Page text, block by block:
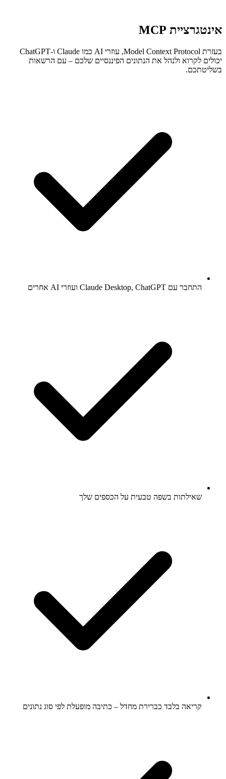
אינטגרציית MCP
בעזרת Model Context Protocol, עוזרי AI כמו Claude ו-ChatGPT
יכולים לקרוא ולנהל את הנתונים הפיננסיים שלכם – עם הרשאות
בשליטתכם.
התחבר עם Claude Desktop, ChatGPT ועוזרי AI אחרים
שאילתות בשפה טבעית על הכספים שלך
קריאה בלבד כברירת מחדל – כתיבה מופעלת לפי סוג נתונים